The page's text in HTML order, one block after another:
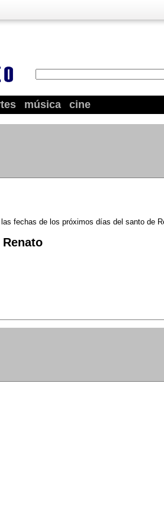
música cine
fechas de los próximos días del santo de